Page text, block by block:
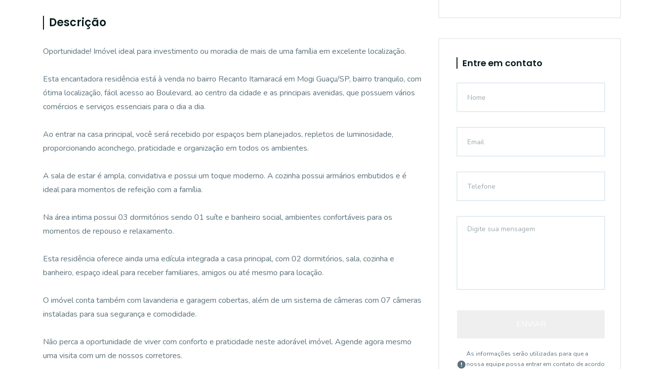
Descrição
Oportunidade! Imóvel ideal para investimento ou moradia de mais de uma família em excelente localização.
Esta encantadora residência está à venda no bairro Recanto Itamaracá em Mogi Guaçu/SP, bairro tranquilo, com
ótima localização, fácil acesso ao Boulevard, ao centro da cidade e as principais avenidas, que possuem vários
comércios e serviços essenciais para o dia a dia.
Ao entrar na casa principal, você será recebido por espaços bem planejados, repletos de luminosidade,
proporcionando aconchego, praticidade e organização em todos os ambientes.
A sala de estar é ampla, convidativa e possui um toque moderno. A cozinha possui armários embutidos e é
ideal para momentos de refeição com a família.
Na área intima possui 03 dormitórios sendo 01 suíte e banheiro social, ambientes confortáveis para os
momentos de repouso e relaxamento.
Esta residência oferece ainda uma edícula integrada a casa principal, com 02 dormitórios, sala, cozinha e
banheiro, espaço ideal para receber familiares, amigos ou até mesmo para locação.
O imóvel conta também com lavanderia e garagem cobertas, além de um sistema de câmeras com 07 câmeras
instaladas para sua segurança e comodidade.
Não perca a oportunidade de viver com conforto e praticidade neste adorável imóvel. Agende agora mesmo
uma visita com um de nossos corretores.
Entre em contato
As informações serão utilizadas para que a
nossa equipe possa entrar em contato de acordo